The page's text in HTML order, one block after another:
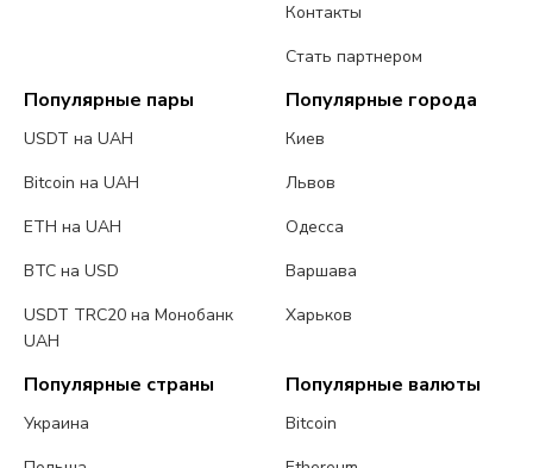
Контакты
Стать партнером
Популярные пары
USDT на UAH
Bitcoin на UAH
ETH на UAH
BTC на USD
USDT TRC20 на Монобанк
UAH
Популярные города
Киев
Львов
Одесса
Варшава
Харьков
Популярные страны
Украина
Популярные валюты
Bitcoin